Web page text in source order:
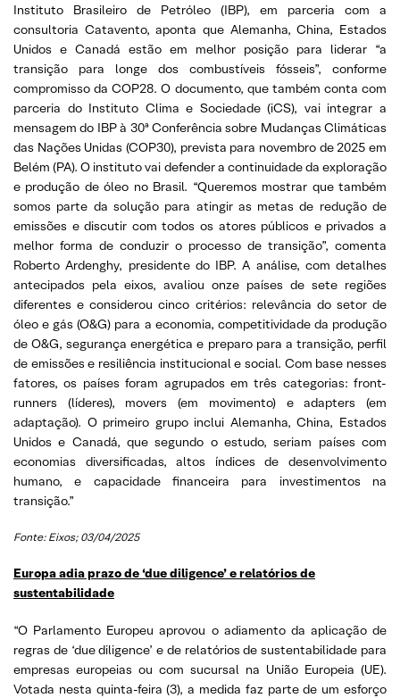
Instituto Brasileiro de Petróleo (IBP), em parceria com a
consultoria Catavento, aponta que Alemanha, China, Estados
Unidos e Canadá estão em melhor posição para liderar “a
transição para longe dos combustíveis fósseis”, conforme
compromisso da COP28. O documento, que também conta com
parceria do Instituto Clima e Sociedade (iCS), vai integrar a
mensagem do IBP à 30ª Conferência sobre Mudanças Climáticas
das Nações Unidas (COP30), prevista para novembro de 2025 em
Belém (PA). O instituto vai defender a continuidade da exploração
e produção de óleo no Brasil. “Queremos mostrar que também
somos parte da solução para atingir as metas de redução de
emissões e discutir com todos os atores públicos e privados a
melhor forma de conduzir o processo de transição”, comenta
Roberto Ardenghy, presidente do IBP. A análise, com detalhes
antecipados pela eixos, avaliou onze países de sete regiões
diferentes e considerou cinco critérios: relevância do setor de
óleo e gás (O&G) para a economia, competitividade da produção
de O&G, segurança energética e preparo para a transição, perfil
de emissões e resiliência institucional e social. Com base nesses
fatores, os países foram agrupados em três categorias: front-
runners (líderes), movers (em movimento) e adapters (em
adaptação). O primeiro grupo inclui Alemanha, China, Estados
Unidos e Canadá, que segundo o estudo, seriam países com
economias diversificadas, altos índices de desenvolvimento
humano, e capacidade financeira para investimentos na
transição.”
Fonte: Eixos; 03/04/2025
Europa adia prazo de ‘due diligence’ e relatórios de
sustentabilidade
“O Parlamento Europeu aprovou o adiamento da aplicação de
regras de ‘due diligence’ e de relatórios de sustentabilidade para
empresas europeias ou com sucursal na União Europeia (UE).
Votada nesta quinta-feira (3), a medida faz parte de um esforço